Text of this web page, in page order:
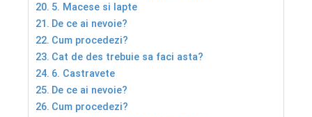
5. Macese si lapte
De ce ai nevoie?
Cum procedezi?
Cat de des trebuie sa faci asta?
6. Castravete
De ce ai nevoie?
Cum procedezi?